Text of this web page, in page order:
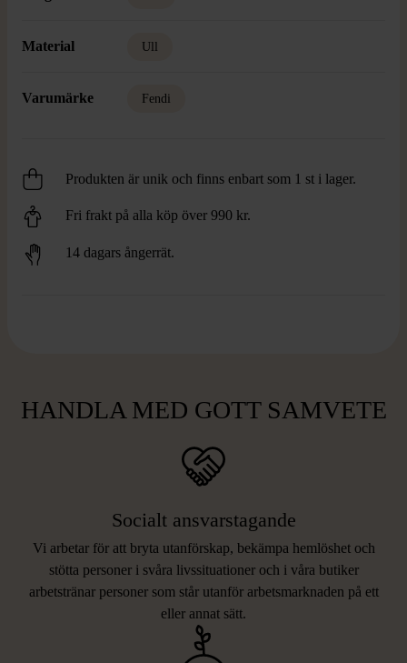
Material Ull
Varumärke Fendi
Produkten är unik och finns enbart som 1 st i lager.
Fri frakt på alla köp över 990 kr.
14 dagars ångerrät.
HANDLA MED GOTT SAMVETE
Socialt ansvarstagande
Vi arbetar för att bryta utanförskap, bekämpa hemlöshet och
stötta personer i svåra livssituationer och i våra butiker
arbetstränar personer som står utanför arbetsmarknaden på ett
eller annat sätt.